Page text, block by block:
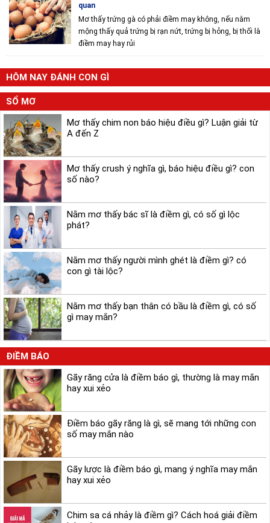
quan
Mơ thấy trứng gà có phải điềm may không, nếu nằm
mộng thấy quả trứng bị rạn nứt, trứng bị hỏng, bị thối là
điềm may hay rủi
HÔM NAY ĐÁNH CON GÌ
SỔ MƠ
Mơ thấy chim non báo hiệu điều gì? Luận giải từ
A đến Z
Mơ thấy crush ý nghĩa gì, báo hiệu điều gì? con
số nào?
Nằm mơ thấy bác sĩ là điềm gì, có số gì lộc
phát?
Nằm mơ thấy người mình ghét là điềm gì? có
con gì tài lộc?
Nằm mơ thấy bạn thân có bầu là điềm gì, có số
gì may mắn?
ĐIỀM BÁO
Gãy răng cửa là điềm báo gì, thường là may mắn
hay xui xẻo
Điềm báo gãy răng là gì, sẽ mang tới những con
số may mắn nào
Gãy lược là điềm báo gì, mang ý nghĩa may mắn
hay xui xẻo
Chim sa cá nhảy là điềm gì? Cách hoá giải điềm